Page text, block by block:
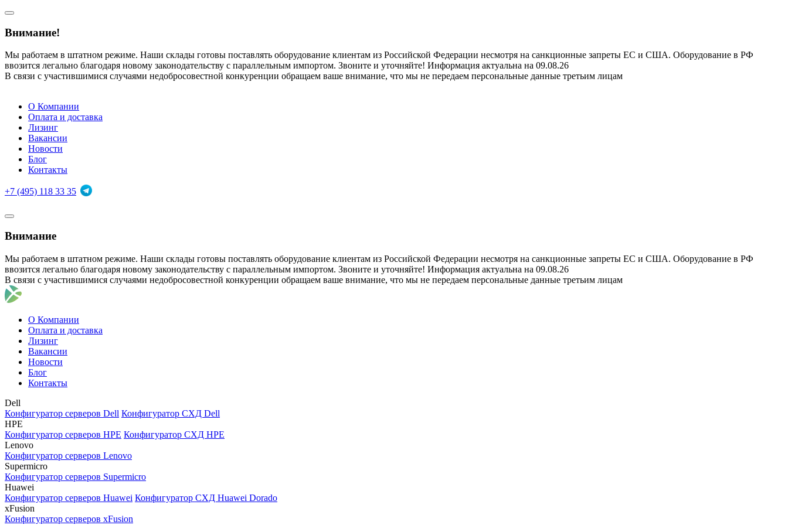
Внимание!
Мы работаем в штатном режиме. Наши склады готовы поставлять оборудование клиентам из Российской Федерации несмотря на санкционные запреты ЕС и США. Оборудование в РФ
ввозится легально благодаря новому законодательству с параллельным импортом. Звоните и уточняйте! Информация актуальна на 09.08.26
В связи с участившимися случаями недобросовестной конкуренции обращаем ваше внимание, что мы не передаем персональные данные третьим лицам
О Компании
Оплата и доставка
Лизинг
Вакансии
Новости
Блог
Контакты
+7 (495) 118 33 35
Внимание
Мы работаем в штатном режиме. Наши склады готовы поставлять оборудование клиентам из Российской Федерации несмотря на санкционные запреты ЕС и США. Оборудование в РФ
ввозится легально благодаря новому законодательству с параллельным импортом. Звоните и уточняйте! Информация актуальна на 09.08.26
В связи с участившимися случаями недобросовестной конкуренции обращаем ваше внимание, что мы не передаем персональные данные третьим лицам
О Компании
Оплата и доставка
Лизинг
Вакансии
Новости
Блог
Контакты
Dell
Конфигуратор серверов Dell Конфигуратор СХД Dell
HPE
Конфигуратор серверов HPE Конфигуратор СХД HPE
Lenovo
Конфигуратор серверов Lenovo
Supermicro
Конфигуратор серверов Supermicro
Huawei
Конфигуратор серверов Huawei Конфигуратор СХД Huawei Dorado
xFusion
Конфигуратор серверов xFusion